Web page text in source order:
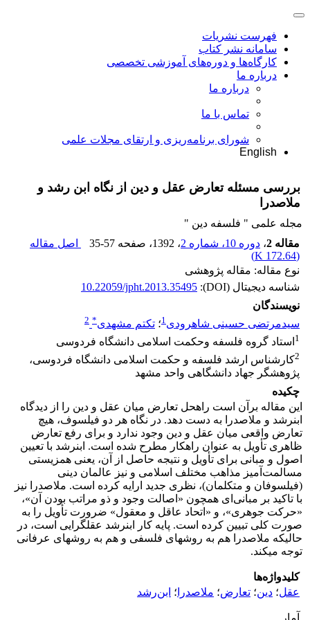
فهرست نشریات
سامانه نشر کتاب
کارگاه‌ها و دوره‌های آموزشی تخصصی
درباره ما
درباره ما
تماس با ما
شورای برنامه‌ریزی و ارتقای مجلات علمی
English
بررسی مسئله تعارض عقل و دین از نگاه ابن رشد و
ملاصدرا
مجله علمی " فلسفه دین "
مقاله 2
، دوره 10، شماره 2 ، 1392 ، صفحه 35-57
اصل مقاله
(
172.64 K
)
نوع مقاله: مقاله پژوهشی
شناسه دیجیتال (DOI):
10.22059/jpht.2013.35495
نویسندگان
سیدمرتضی حسینی شاهرودی1؛ تکتم مشهدی*
2
1 استاد گروه فلسفه وحکمت اسلامی دانشگاه فردوسی
2کارشناس ارشد فلسفه و حکمت اسلامی دانشگاه فردوسی،
پژوهشگر جهاد دانشگاهی واحد مشهد
چکیده
این مقاله برآن است راه­حل تعارض میان عقل و دین را از دیدگاه
ابن­رشد و ملاصدرا به دست دهد. در نگاه هر دو فیلسوف، هیچ
تعارض واقعی میان عقل و دین وجود ندارد و برای رفع تعارض
ظاهری تأویل به عنوان راهکار مطرح شده است. ابن­رشد با تعیین
اصول و مبانی برای تأویل و نتیجه حاصل از آن، یعنی همزیستی
مسالمت‌آمیز مذاهب مختلف اسلامی و نیز عالمان دینی
(فیلسوفان و متکلمان)، نظری جدید ارایه کرده است. ملاصدرا نیز
با تاکید بر مبانی‌ای همچون «اصالت وجود و ذو مراتب بودن آن»،
«حرکت جوهری»، و «اتحاد عاقل و معقول» ضرورت تأویل را به
صورت کلی تبیین کرده است. پایه کار ابن­رشد عقل­گرایی است، در
حالی­که ملاصدرا هم به روش­های فلسفی و هم به روش­های عرفانی
توجه می­کند.
کلیدواژه‌ها
عقل؛ دین؛ تعارض؛ ملاصدرا ؛ ابن‌رشد
آمار